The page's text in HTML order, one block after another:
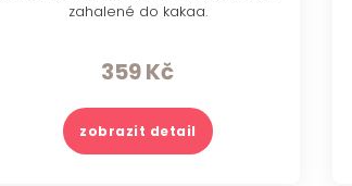
zahalené do kakaa.
359Kč
zobrazit detail